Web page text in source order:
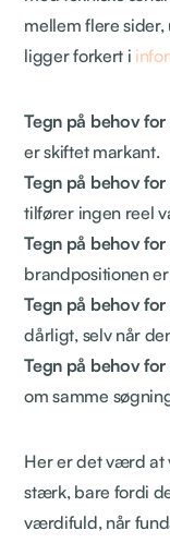
mellem flere sider,
ligger forkert i
Tegn på behov
er skiftet markant.
Tegn på behov
tilfører ingen reel
Tegn på behov
brandpositionen
Tegn på behov
dårligt, selv når
Tegn på behov
om samme
Her er det værd at
stærk, bare fordi
værdifuld, når